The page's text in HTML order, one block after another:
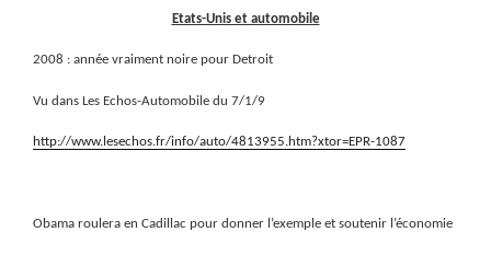
Etats-Unis et automobile
2008 : année vraiment noire pour Detroit
Vu dans Les Echos-Automobile du 7/1/9
http://www.lesechos.fr/info/auto/4813955.htm?xtor=EPR-1087
Obama roulera en Cadillac pour donner l’exemple et soutenir l’économie